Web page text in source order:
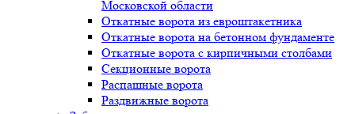
Московской области
Откатные ворота из евроштакетника
Откатные ворота на бетонном фундаменте
Откатные ворота с кирпичными столбами
Секционные ворота
Распашные ворота
Раздвижные ворота